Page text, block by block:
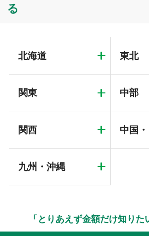
る
北海道 東北
関東 中部
関西 中国
九州・沖縄
「とりあえず金額だけ知りた